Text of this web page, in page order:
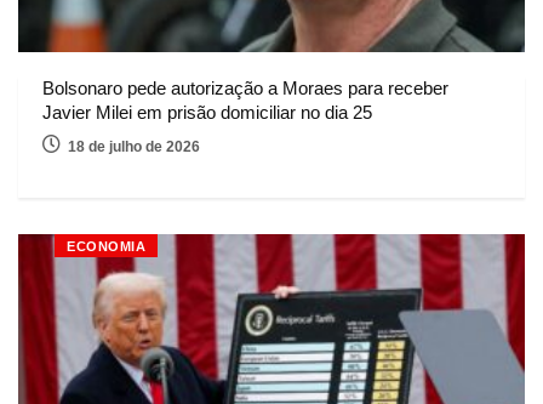
Bolsonaro pede autorização a Moraes para receber
Javier Milei em prisão domiciliar no dia 25
18 de julho de 2026
ECONOMIA